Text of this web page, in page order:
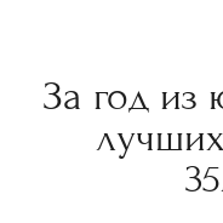
За год из